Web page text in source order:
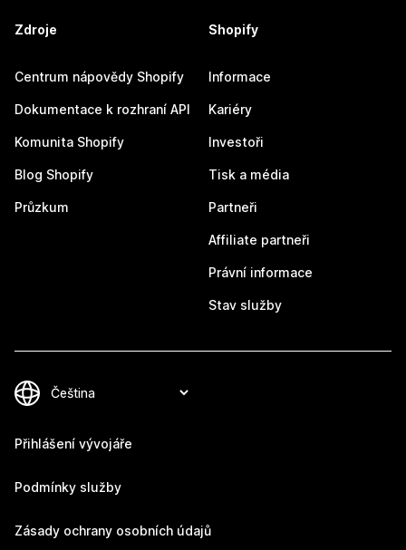
Zdroje
Centrum nápovědy Shopify
Dokumentace k rozhraní API
Komunita Shopify
Blog Shopify
Průzkum
Shopify
Informace
Kariéry
Investoři
Tisk a média
Partneři
Affiliate partneři
Právní informace
Stav služby
Přihlášení vývojáře
Podmínky služby
Zásady ochrany osobních údajů